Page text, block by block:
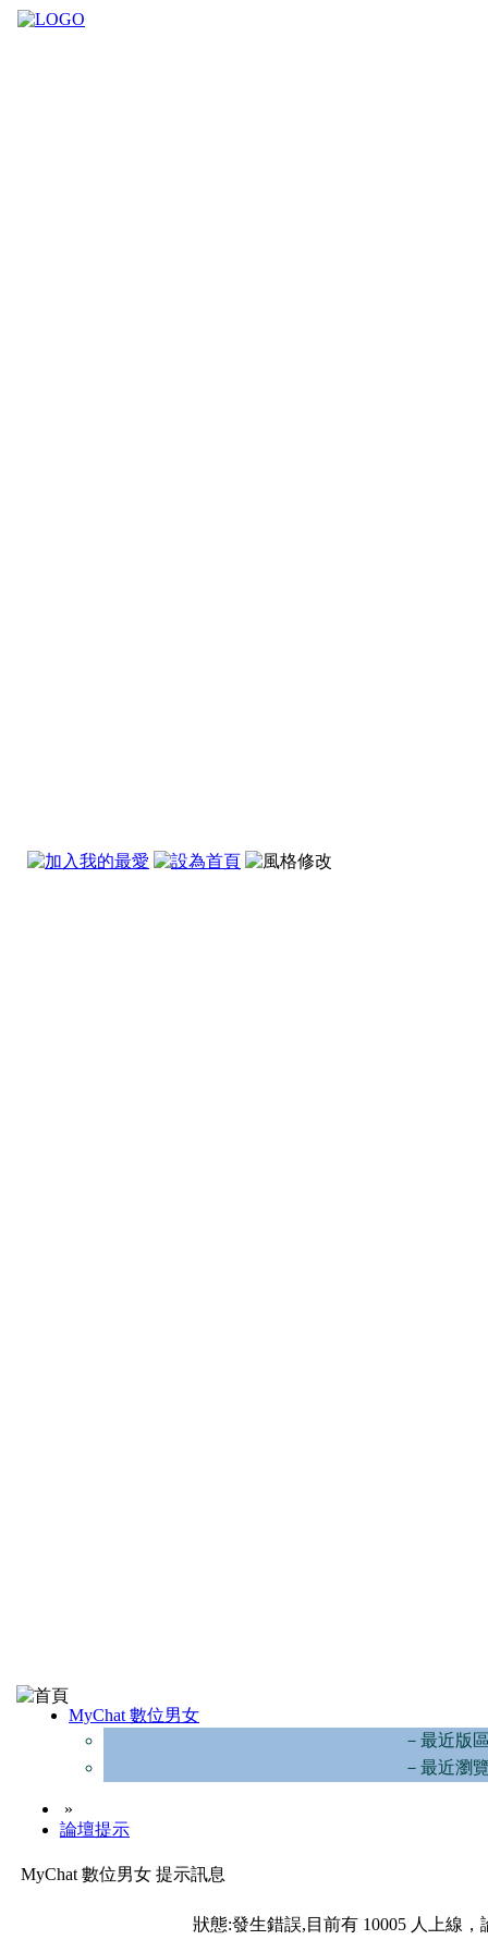
MyChat 數位男女
－最近版
－最近瀏
»
論壇提示
MyChat 數位男女 提示訊息
狀態:發生錯誤,目前有 10005 人上線